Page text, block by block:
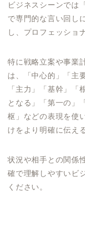
ビジネスシーンでは
で専門的な言い回し
し、プロフェッショ
特に戦略立案や事業
は、「中心的」「主
「主力」「基幹」
となる」「第一の」
枢」などの表現を使
けをより明確に伝え
状況や相手との関係
確で理解しやすいビ
ください。